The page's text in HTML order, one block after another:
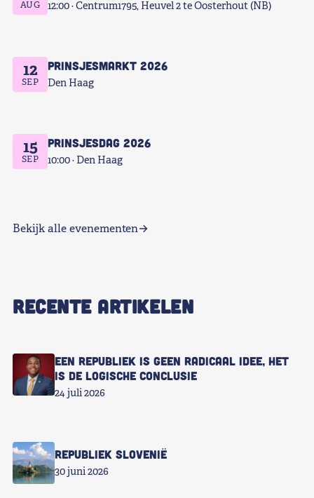
AUG 12:00 Centrum1795, Heuvel 2 te Oosterhout (NB)
12
SEP
Prinsjesmarkt 2026
Den Haag
15
SEP
Prinsjesdag 2026
10:00 Den Haag
Bekijk alle evenementen
RECENTE ARTIKELEN
Een republiek is geen radicaal idee, het
is de logische conclusie
24 juli 2026
Republiek Slovenië
30 juni 2026